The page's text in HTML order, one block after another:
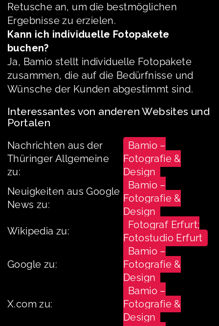
Retusche an, um die bestmöglichen
Ergebnisse zu erzielen.
Kann ich individuelle Fotopakete
buchen?
Ja, Bamio stellt individuelle Fotopakete
zusammen, die auf die Bedürfnisse und
Wünsche der Kunden abgestimmt sind.
Interessantes von anderen Websites und
Portalen
Nachrichten aus der
Thüringer Allgemeine
zu:
Bamio –
Fotografie &
Design
Neuigkeiten aus Google
News zu:
Bamio –
Fotografie &
Design
Wikipedia zu:
Fotograf Erfurt;
Fotostudio Erfurt
Google zu:
Bamio –
Fotografie &
Design
X.com zu:
Bamio –
Fotografie &
Design